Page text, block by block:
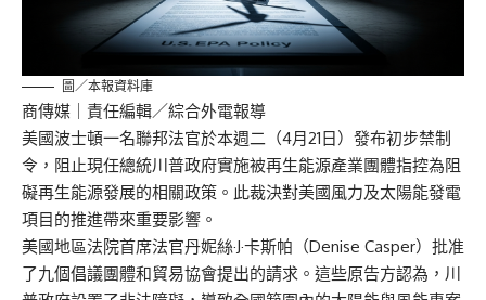
圖／本報資料庫
商傳媒 ｜責任編輯／綜合外電報導
美國波士頓一名聯邦法官於本週二（4月21日）發布初步禁制
令，阻止現任總統川普政府實施被再生能源產業團體指控為阻
礙再生能源發展的相關政策。此裁決對美國風力及太陽能發電
項目的推進帶來重要影響。
美國地區法院首席法官丹妮絲·J·卡斯帕（Denise Casper）批准
了九個倡議團體和貿易協會提出的請求。這些原告方認為，川